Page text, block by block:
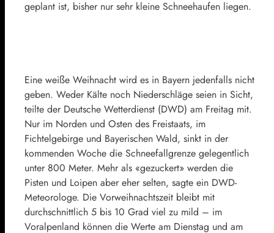
geplant ist, bisher nur sehr kleine Schneehaufen liegen.
Eine weiße Weihnacht wird es in Bayern jedenfalls nicht
geben. Weder Kälte noch Niederschläge seien in Sicht,
teilte der Deutsche Wetterdienst (DWD) am Freitag mit.
Nur im Norden und Osten des Freistaats, im
Fichtelgebirge und Bayerischen Wald, sinkt in der
kommenden Woche die Schneefallgrenze gelegentlich
unter 800 Meter. Mehr als «gezuckert» werden die
Pisten und Loipen aber eher selten, sagte ein DWD-
Meteorologe. Die Vorweihnachtszeit bleibt mit
durchschnittlich 5 bis 10 Grad viel zu mild – im
Voralpenland können die Werte am Dienstag und am